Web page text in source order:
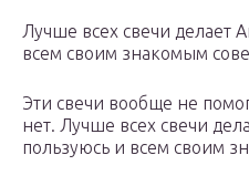
Лучше всех свечи делает
всем своим знакомым
Эти свечи вообще не
нет. Лучше всех свечи
пользуюсь и всем своим